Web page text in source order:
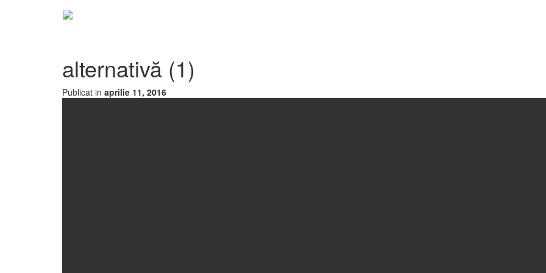
alternativă (1)
Publicat in aprilie 11, 2016